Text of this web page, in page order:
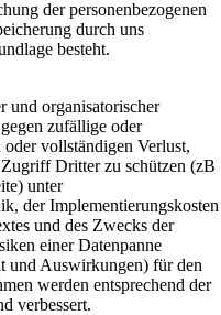
der personenbezogenen
durch uns
besteht.
und organisatorischer
zufällige oder
vollständigen Verlust,
Dritter zu schützen (zB
unter
der Implementierungskosten
und des Zwecks der
einer Datenpanne
und Auswirkungen) für den
werden entsprechend der
verbessert.